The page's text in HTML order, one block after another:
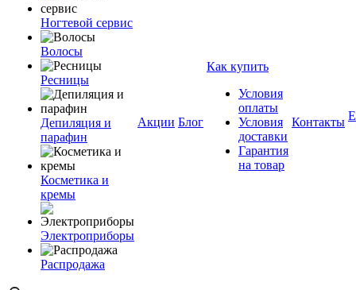
Ногтевой сервис
Волосы
Ресницы
Депиляция и
парафин
Косметика и
кремы
Электроприборы
Распродажа
Акции Блог
Как купить
Условия
оплаты
Условия
доставки
Гарантия
на товар
Контакты